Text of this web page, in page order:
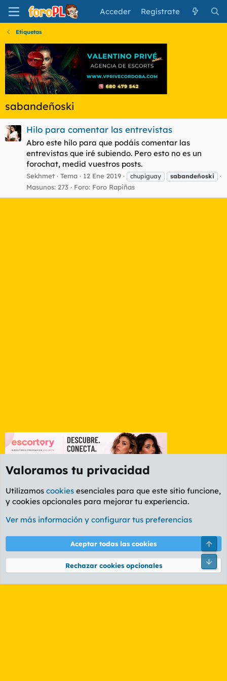
Acceder Regístrate
Etiquetas
sabandeñoski
Hilo para comentar las entrevistas
Abro este hilo para que podáis comentar las
entrevistas que iré subiendo. Pero esto no es un
forochat, medid vuestros posts.
Sekhmet Tema 12 Ene 2019 chupiguay sabandeñoski
Masunos: 273 Foro: Foro Rapiñas
Etiquetas
Cookies
PL OLDSTYLE AMARILLO
Términos y reglas Política de privacidad Ayuda
Community platform by XenForo® © 2010-2026 XenForo Ltd.
Valoramos tu privacidad
Utilizamos cookies esenciales para que este sitio funcione,
y cookies opcionales para mejorar tu experiencia.
Ver más información y configurar tus preferencias
Aceptar todas las cookies
Rechazar cookies opcionales
Pie